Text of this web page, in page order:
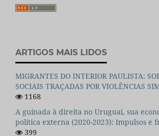
ARTIGOS MAIS LIDOS
MIGRANTES DO INTERIOR PAULISTA:
SOCIAIS TRAÇADAS POR VIOLÊNCIAS
1168
A guinada à direita no Uruguai, sua
política externa (2020-2023): Impulsos e
399